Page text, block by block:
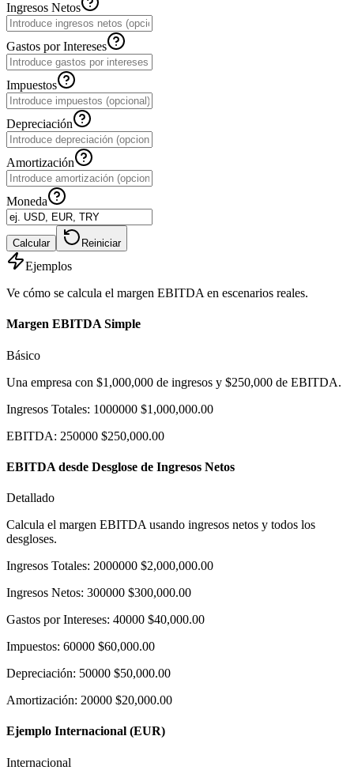
Ingresos Netos
Gastos por Intereses
Impuestos
Depreciación
Amortización
Moneda
Calcular Reiniciar
Ejemplos
Ve cómo se calcula el margen EBITDA en escenarios reales.
Margen EBITDA Simple
Básico
Una empresa con $1,000,000 de ingresos y $250,000 de EBITDA.
Ingresos Totales: 1000000 $1,000,000.00
EBITDA: 250000 $250,000.00
EBITDA desde Desglose de Ingresos Netos
Detallado
Calcula el margen EBITDA usando ingresos netos y todos los
desgloses.
Ingresos Totales: 2000000 $2,000,000.00
Ingresos Netos: 300000 $300,000.00
Gastos por Intereses: 40000 $40,000.00
Impuestos: 60000 $60,000.00
Depreciación: 50000 $50,000.00
Amortización: 20000 $20,000.00
Ejemplo Internacional (EUR)
Internacional